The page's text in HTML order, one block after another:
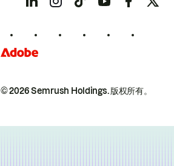
© 2026 Semrush Holdings.版权所有。